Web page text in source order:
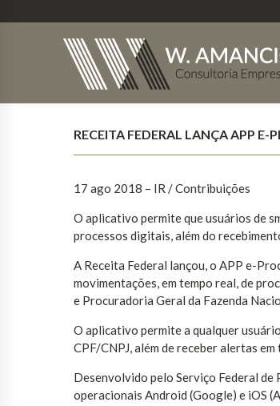
RECEITA FEDERAL LANÇA APP E-
17 ago 2018 – IR / Contribuições
O aplicativo permite que usuários de
processos digitais, além do
A Receita Federal lançou, o APP e-
movimentações, em tempo real, de
e Procuradoria Geral da Fazenda
O aplicativo permite a qualquer
CPF/CNPJ, além de receber alertas
Desenvolvido pelo Serviço Federal de
operacionais Android (Google) e iOS